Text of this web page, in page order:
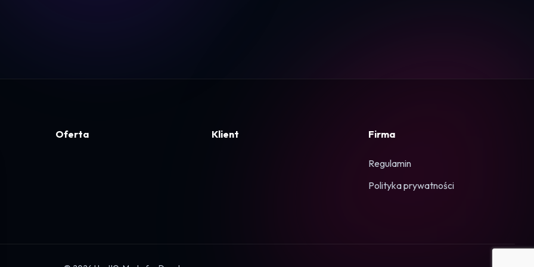
Oferta Klient Firma
Regulamin
Polityka prywatności